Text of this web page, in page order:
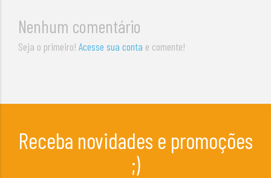
Nenhum comentário
Seja o primeiro!Acesse sua conta e comente!
Receba novidades e promoções
;)